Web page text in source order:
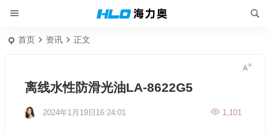
首页 资讯 正文
离线水性防滑光油LA-8622G5
2024年1月19日16:24:01 1,101